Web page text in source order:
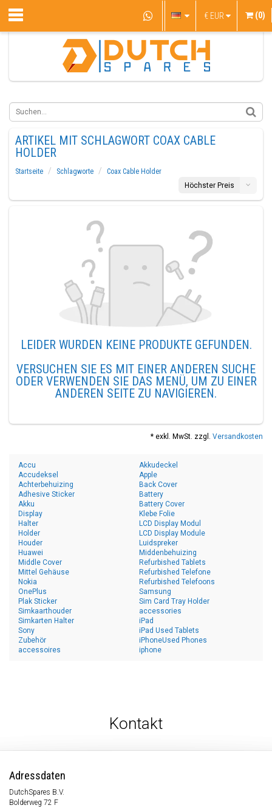
€ EUR (0)
ARTIKEL MIT SCHLAGWORT COAX CABLE
HOLDER
Startseite Schlagworte
Coax Cable Holder
Höchster Preis
LEIDER WURDEN KEINE PRODUKTE GEFUNDEN.
VERSUCHEN SIE ES MIT EINER ANDEREN SUCHE
ODER VERWENDEN SIE DAS MENÜ, UM ZU EINER
ANDEREN SEITE ZU NAVIGIEREN.
* exkl. MwSt. zzgl. Versandkosten
Accu
Accudeksel
Achterbehuizing
Adhesive Sticker
Akku
Akkudeckel
Apple
Back Cover
Battery
Battery Cover
Display
Halter
Holder
Houder
Huawei
Klebe Folie
LCD Display Modul
LCD Display Module
Luidspreker
Middenbehuizing
Middle Cover
Mittel Gehäuse
Nokia
OnePlus
Plak Sticker
Refurbished Tablets
Refurbished Telefone
Refurbished Telefoons
Samsung
Sim Card Tray Holder
Simkaarthouder
Simkarten Halter
Sony
Zubehör
accessoires
accessories
iPad
iPad Used Tablets
iPhoneUsed Phones
iphone
Kontakt
Adressdaten
DutchSpares B.V.
Bolderweg 72 F